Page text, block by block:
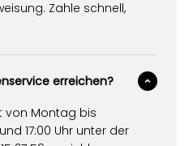
Zahle schnell,
erreichen?
von Montag bis
17:00 Uhr unter der